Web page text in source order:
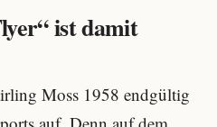
ist damit
Moss 1958 endgültig